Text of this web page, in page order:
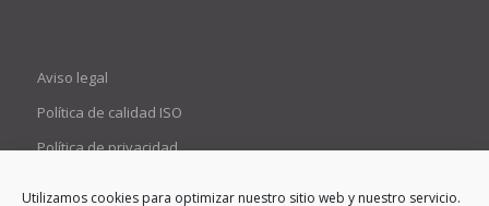
Utilizamos cookies para optimizar nuestro sitio web y nuestro servicio.
Aviso legal
Política de calidad ISO
Política de privacidad